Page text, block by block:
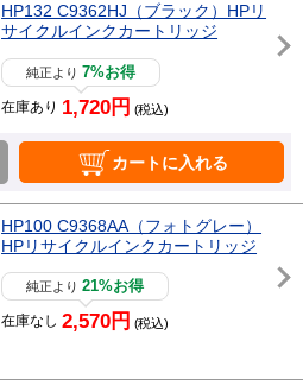
HP132 C9362HJ（ブラック）HPリ
サイクルインクカートリッジ
純正より7%お得
在庫あり 1,720円 (税込)
カートに入れる
HP100 C9368AA（フォトグレー）
HPリサイクルインクカートリッジ
純正より21%お得
在庫なし 2,570円 (税込)